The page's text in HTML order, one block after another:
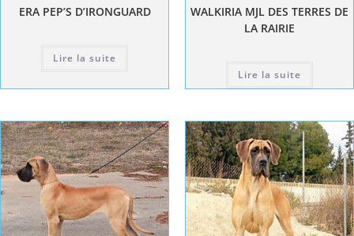
ERA PEP’S D’IRONGUARD
Lire la suite
WALKIRIA MJL DES TERRES DE
LA RAIRIE
Lire la suite